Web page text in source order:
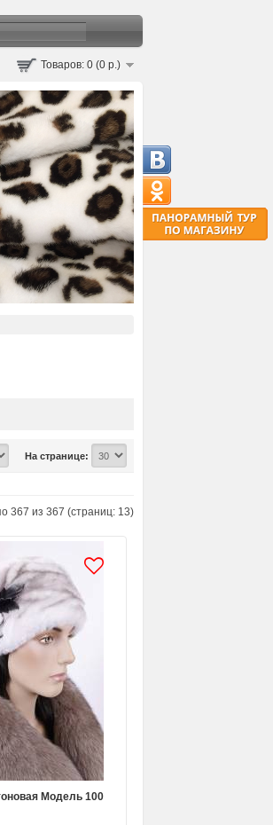
Товаров: 0 (0 р.)
На странице:
367 из 367 (страниц: 13)
Модель 100